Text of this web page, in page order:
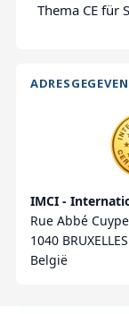
Thema CE für
IMCI -
Rue Abbé
1040 BRUXELLES
België